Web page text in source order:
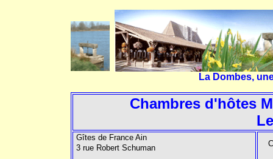
La Dombes,
Chambres d'hôtes
Gîtes de France Ain
3 rue Robert Schuman